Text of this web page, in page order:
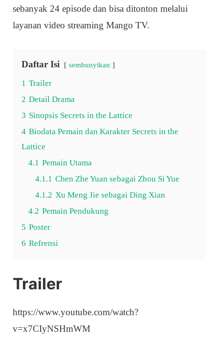
sebanyak 24 episode dan bisa ditonton melalui
layanan video streaming Mango TV.
Daftar Isi sembunyikan
1 Trailer
2 Detail Drama
3 Sinopsis Secrets in the Lattice
4 Biodata Pemain dan Karakter Secrets in the
Lattice
4.1 Pemain Utama
4.1.1 Chen Zhe Yuan sebagai Zhou Si Yue
4.1.2 Xu Meng Jie sebagai Ding Xian
4.2 Pemain Pendukung
5 Poster
6 Refrensi
Trailer
https://www.youtube.com/watch?
v=x7CIyNSHmWM